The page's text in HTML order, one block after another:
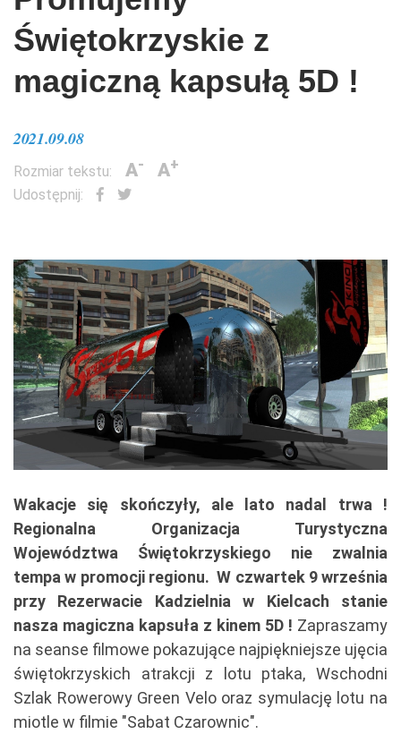
Świętokrzyskie z
magiczną kapsułą 5D !
2021.09.08
Rozmiar tekstu: A- A+
Udostępnij:
Wakacje się skończyły, ale lato nadal trwa !
Regionalna Organizacja Turystyczna
Województwa Świętokrzyskiego nie zwalnia
tempa w promocji regionu. W czwartek 9 września
przy Rezerwacie Kadzielnia w Kielcach stanie
nasza magiczna kapsuła z kinem 5D ! Zapraszamy
na seanse filmowe pokazujące najpiękniejsze ujęcia
świętokrzyskich atrakcji z lotu ptaka, Wschodni
Szlak Rowerowy Green Velo oraz symulację lotu na
miotle w filmie "Sabat Czarownic".